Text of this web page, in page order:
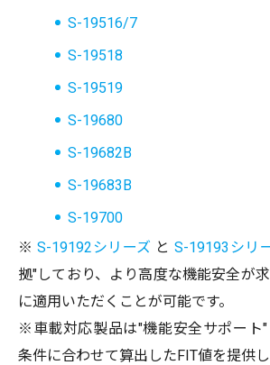
S-19516/7
S-19518
S-19519
S-19680
S-19682B
S-19683B
S-19700
※ S-19192シリーズ と S-19193シリ
拠"しており、より高度な機能安全が
に適用いただくことが可能です。
※車載対応製品は"機能安全サポート
条件に合わせて算出したFIT値を提供し